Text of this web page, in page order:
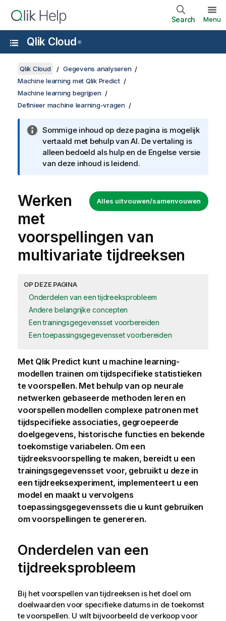
Search Menu
Qlik Cloud ®
Qlik Cloud
Gegevens analyseren
Machine learning met Qlik Predict
Machine learning begrijpen
Definieer machine learning-vragen
Sommige inhoud op deze pagina is mogelijk
vertaald met behulp van AI. De vertaling is
alleen bedoeld als hulp en de Engelse versie
van deze inhoud is leidend.
Alles uitvouwen/samenvouwen
Werken
met
voorspellingen van
multivariate tijdreeksen
OP DEZE PAGINA
Onderdelen van een tijdreeksprobleem
Andere belangrijke concepten
Een trainingsgegevensset voorbereiden
Een toepassingsgegevensset voorbereiden
Met Qlik Predict kunt u machine learning-
modellen trainen om tijdspecifieke statistieken
te voorspellen. Met behulp van op neurale
netwerken gebaseerde methoden leren en
voorspellen modellen complexe patronen met
tijdspecifieke associaties, gegroepeerde
doelgegevens, historische functies en bekende
toekomstige variabelen. Om een
tijdreeksvoorspelling te maken, bereidt u een
trainingsgegevensset voor, gebruikt u deze in
een tijdreeksexperiment, implementeert u een
model en maakt u vervolgens
toepassingsgegevenssets die u kunt gebruiken
om voorspellingen te genereren.
Onderdelen van een
tijdreeksprobleem
Bij het voorspellen van tijdreeksen is het doel om
doelwaarden voor specifieke datums in de toekomst
te voorspellen. U wilt bijvoorbeeld de verkoop voor